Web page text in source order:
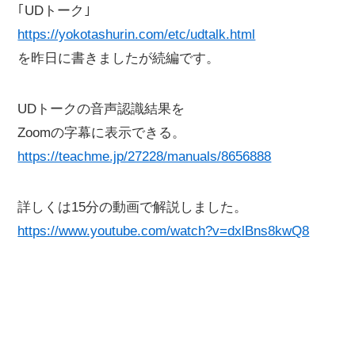
｢UDトーク｣
https://yokotashurin.com/etc/udtalk.html
を昨日に書きましたが続編です。
UDトークの音声認識結果を
Zoomの字幕に表示できる。
https://teachme.jp/27228/manuals/8656888
詳しくは15分の動画で解説しました。
https://www.youtube.com/watch?v=dxlBns8kwQ8